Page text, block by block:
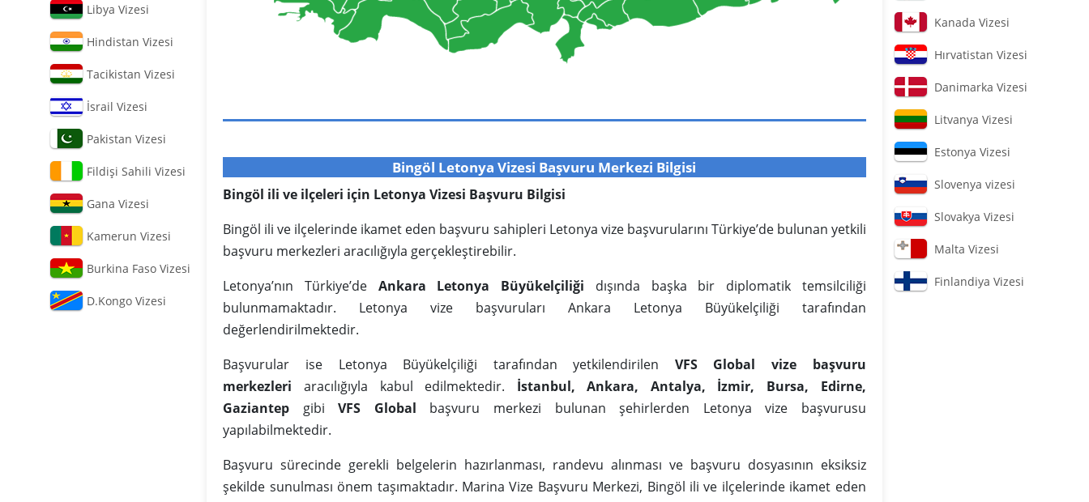
Libya Vizesi
Hindistan Vizesi
Tacikistan Vizesi
İsrail Vizesi
Pakistan Vizesi
Fildişi Sahili Vizesi
Gana Vizesi
Kamerun Vizesi
Burkina Faso Vizesi
D.Kongo Vizesi
Bingöl Letonya Vizesi Başvuru Merkezi Bilgisi
Bingöl ili ve ilçeleri için Letonya Vizesi Başvuru Bilgisi
Bingöl ili ve ilçelerinde ikamet eden başvuru sahipleri Letonya vize başvurularını Türkiye’de bulunan yetkili
başvuru merkezleri aracılığıyla gerçekleştirebilir.
Letonya’nın Türkiye’de Ankara Letonya Büyükelçiliği dışında başka bir diplomatik temsilciliği
bulunmamaktadır. Letonya vize başvuruları Ankara Letonya Büyükelçiliği tarafından
değerlendirilmektedir.
Başvurular ise Letonya Büyükelçiliği tarafından yetkilendirilen VFS Global vize başvuru
merkezleri aracılığıyla kabul edilmektedir. İstanbul, Ankara, Antalya, İzmir, Bursa, Edirne,
Gaziantep gibiVFS Global başvuru merkezi bulunan şehirlerden Letonya vize başvurusu
yapılabilmektedir.
Başvuru sürecinde gerekli belgelerin hazırlanması, randevu alınması ve başvuru dosyasının eksiksiz
şekilde sunulması önem taşımaktadır. Marina Vize Başvuru Merkezi, Bingöl ili ve ilçelerinde ikamet eden
Kanada Vizesi
Hırvatistan Vizesi
Danimarka Vizesi
Litvanya Vizesi
Estonya Vizesi
Slovenya vizesi
Slovakya Vizesi
Malta Vizesi
Finlandiya Vizesi